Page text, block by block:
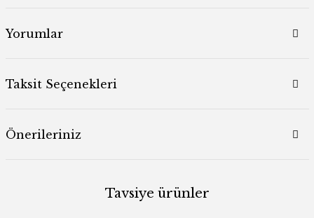
Yorumlar
Taksit Seçenekleri
Önerileriniz
Tavsiye ürünler